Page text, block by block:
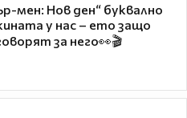
мен: Нов ден“ буквално
у нас – ето защо
за него👀🎬